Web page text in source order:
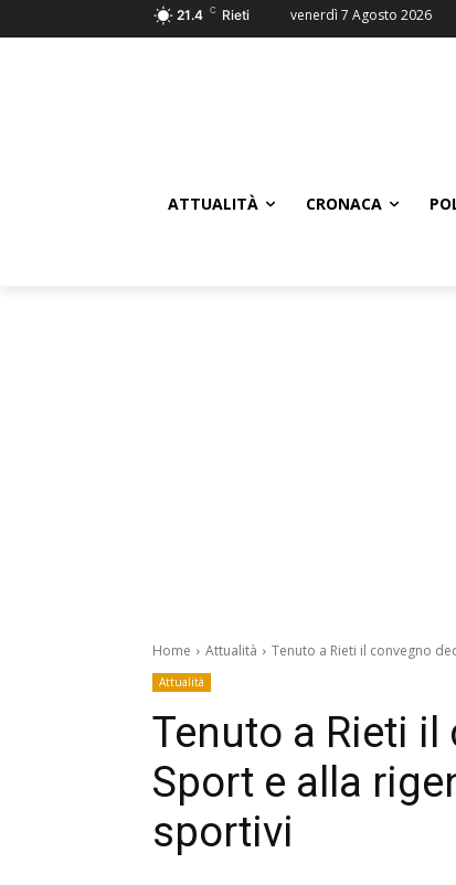
21.4 C Rieti venerdì 7 Agosto 2026
ATTUALITÀ CRONACA
Home Attualità Tenuto a Rieti il convegno
Attualità
Tenuto a Rieti
Sport e alla
sportivi